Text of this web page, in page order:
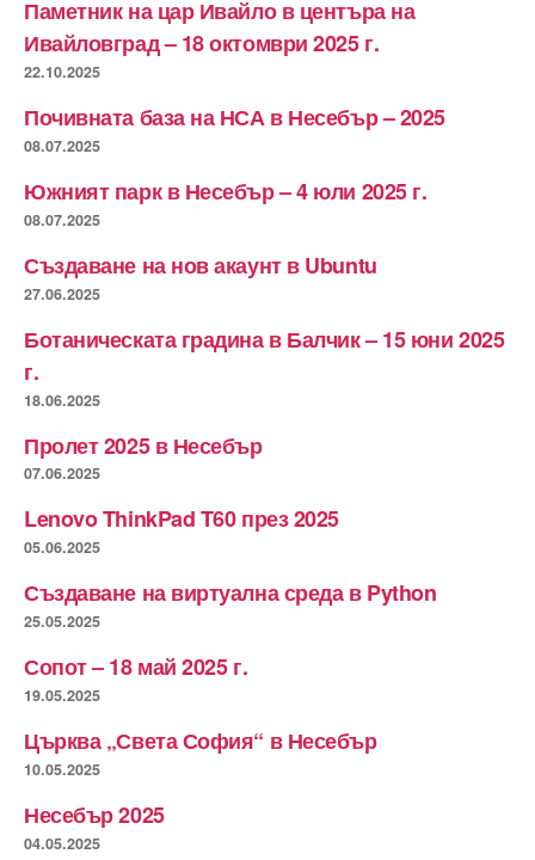
Паметник на цар Ивайло в центъра на
Ивайловград – 18 октомври 2025 г.
22.10.2025
Почивната база на НСА в Несебър – 2025
08.07.2025
Южният парк в Несебър – 4 юли 2025 г.
08.07.2025
Създаване на нов акаунт в Ubuntu
27.06.2025
Ботаническата градина в Балчик – 15 юни 2025
г.
18.06.2025
Пролет 2025 в Несебър
07.06.2025
Lenovo ThinkPad T60 през 2025
05.06.2025
Създаване на виртуална среда в Python
25.05.2025
Сопот – 18 май 2025 г.
19.05.2025
Църква „Света София“ в Несебър
10.05.2025
Несебър 2025
04.05.2025